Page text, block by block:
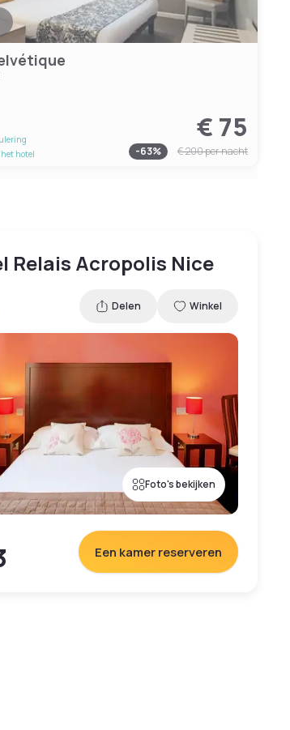
hotel
€ 75
-63% € 200per nacht
Relais Acropolis Nice
Delen Winkel
Foto's bekijken
Een kamer reserveren